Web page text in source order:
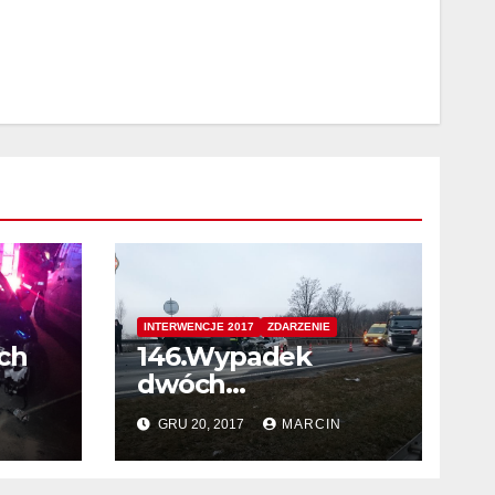
INTERWENCJE 2017 ZDARZENIE
146.Wypadek
dwóch
samochodów na
Autostradzie A4
395km w kierunku
GRU 20, 2017 MARCIN